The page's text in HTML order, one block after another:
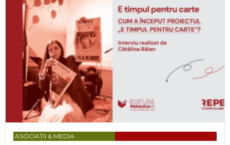
ASOCIAȚII & MEDIA